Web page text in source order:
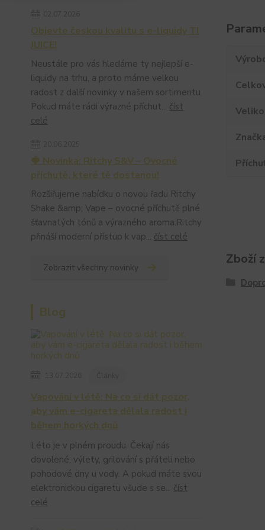
Objevte českou kvalitu s e-liquidy TI
JUICE!
Neustále pro vás hledáme ty nejlepší e-
liquidy na trhu, a proto máme velkou
radost z další novinky v našem sortimentu.
Pokud máte rádi výrazné příchut... číst
celé
🍓 Novinka: Ritchy S&V – Ovocné
příchutě, které tě dostanou!
Rozšiřujeme nabídku o novou řadu Ritchy
Shake &amp; Vape – ovocné příchutě plné
šťavnatých tónů a výrazného aroma.Ritchy
přináší moderní přístup k vap... číst celé
Zobrazit všechny novinky
Blog
Vapování v létě: Na co si dát pozor,
aby vám e-cigareta dělala radost i
během horkých dnů
Léto je v plném proudu. Čekají nás
dovolené, výlety, grilování s přáteli nebo
pohodové dny u vody. A pokud máte svou
elektronickou cigaretu všude s se... číst
celé
Zboží